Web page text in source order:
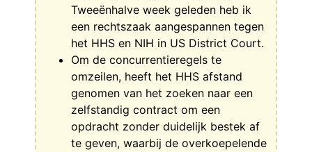
Tweeënhalve week geleden heb ik
een rechtszaak aangespannen tegen
het HHS en NIH in US District Court.
Om de concurrentieregels te
omzeilen, heeft het HHS afstand
genomen van het zoeken naar een
zelfstandig contract om een
opdracht zonder duidelijk bestek af
te geven, waarbij de overkoepelende